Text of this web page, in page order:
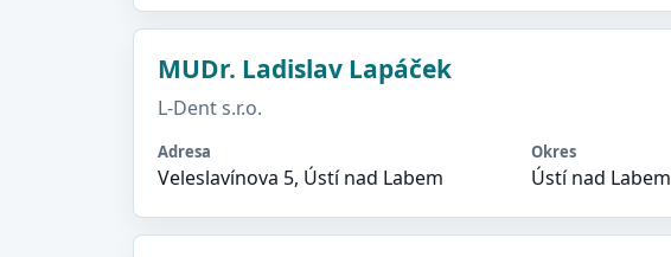
MUDr. Ladislav Lapáček
L-Dent s.r.o.
Adresa
Veleslavínova 5, Ústí nad Labem
Okres
Ústí nad Labem